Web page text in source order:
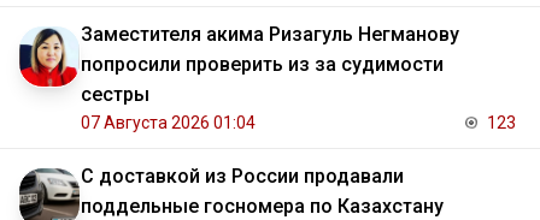
Заместителя акима Ризагуль Негманову
попросили проверить из за судимости
сестры
07 Августа 2026 01:04 123
С доставкой из России продавали
поддельные госномера по Казахстану